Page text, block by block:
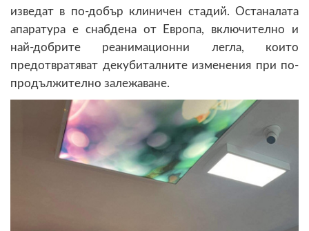
изведат в по-добър клиничен стадий. Останалата
апаратура е снабдена от Европа, включително и
най-добрите реанимационни легла, които
предотвратяват декубиталните изменения при по-
продължително залежаване.